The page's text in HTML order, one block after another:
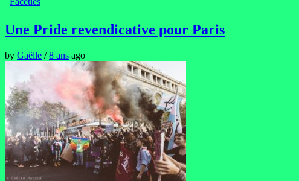
Une Pride revendicative pour Paris
by Gaëlle /8 ans ago